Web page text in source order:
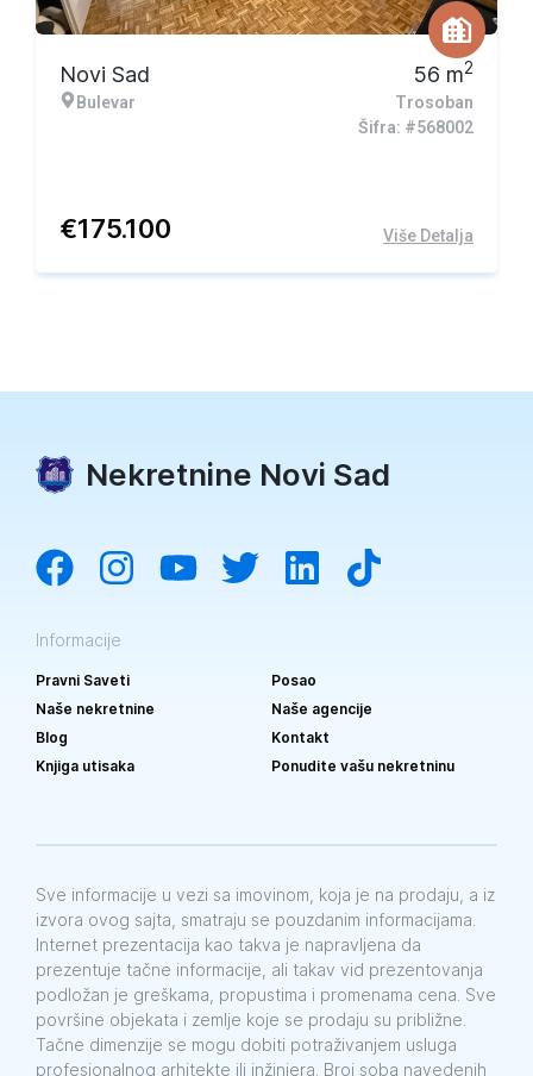
Novi Sad
Bulevar
56 m2
Trosoban
Šifra: #568002
€175.100 Više Detalja
Nekretnine Novi Sad
Informacije
Pravni Saveti
Posao
Naše nekretnine
Naše agencije
Blog
Kontakt
Knjiga utisaka
Ponudite vašu nekretninu
Sve informacije u vezi sa imovinom, koja je na prodaju, a iz
izvora ovog sajta, smatraju se pouzdanim informacijama.
Internet prezentacija kao takva je napravljena da
prezentuje tačne informacije, ali takav vid prezentovanja
podložan je greškama, propustima i promenama cena. Sve
površine objekata i zemlje koje se prodaju su približne.
Tačne dimenzije se mogu dobiti potraživanjem usluga
profesionalnog arhitekte ili inžinjera. Broj soba navedenih